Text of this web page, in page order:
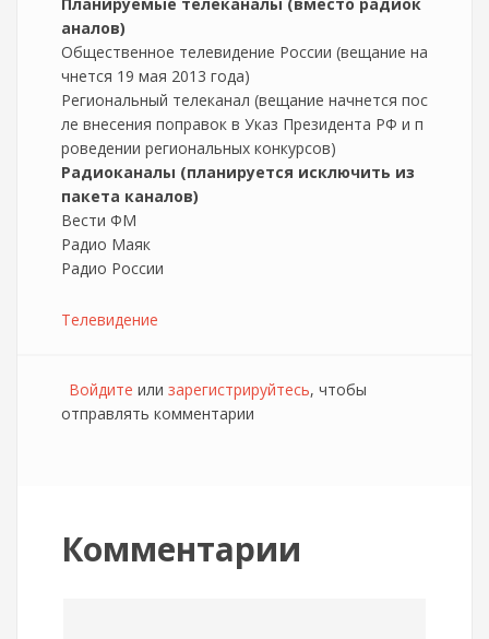
аналов)
Общественное телевидение России (вещание на
чнется 19 мая 2013 года)
Региональный телеканал (вещание начнется пос
ле внесения поправок в Указ Президента РФ и п
роведении региональных конкурсов)
Радиоканалы (планируется исключить из
пакета каналов)
Вести ФМ
Радио Маяк
Радио России
Телевидение
Войдите или зарегистрируйтесь, чтобы
отправлять комментарии
Комментарии